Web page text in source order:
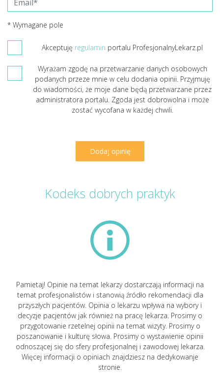
* Wymagane pole
Akceptuję regulamin portalu ProfesjonalnyLekarz.pl
Wyrażam zgodę na przetwarzanie danych osobowych
podanych przeze mnie w celu dodania opinii. Przyjmuję
do wiadomości, że moje dane będą przetwarzane przez
administratora portalu. Zgoda jest dobrowolna i może
zostać wycofana w każdej chwili.
Kodeks dobrych praktyk
Pamietaj! Opinie na temat lekarzy dostarczają informacji na
temat profesjonalistów i stanowią źródło rekomendacji dla
przyszłych pacjentów. Opinia o lekarzu wpływa na wybory i
decyzje pacjentów jak również na pracę lekarza. Prosimy o
przygotowanie rzetelnej opinii na temat wizyty. Prosimy o
poszanowanie i kulturę słowa. Prosimy o wystawienie opinii
odnoszącej się do sfery profesjonalnej i zawodowej lekarza.
Więcej informacji o opiniach znajdziesz na dedykowanje
stronie.